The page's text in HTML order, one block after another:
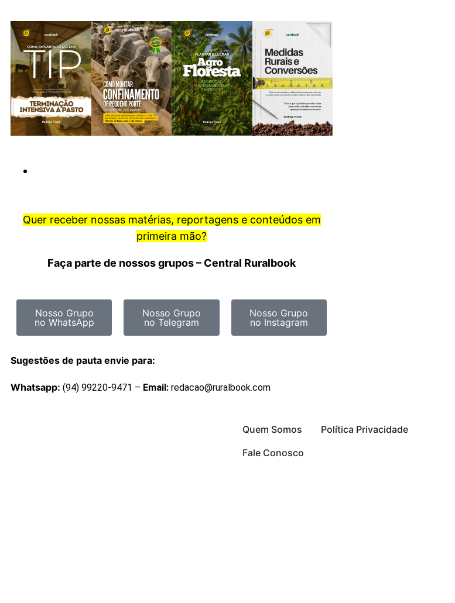
Quer receber nossas matérias, reportagens e conteúdos em
primeira mão?
Faça parte de nossos grupos – Central Ruralbook
Nosso Grupo
no WhatsApp
Nosso Grupo
no Telegram
Nosso Grupo
no Instagram
Sugestões de pauta envie para:
Whatsapp: (94) 99220-9471 – Email: redacao@ruralbook.com
Quem Somos
Política Privacidade
Fale Conosco